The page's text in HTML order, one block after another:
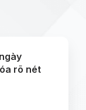
rõ nét